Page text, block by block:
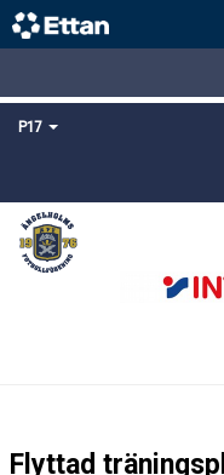
P17
HEM
NYHETER
Flyttad